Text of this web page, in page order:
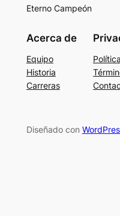
Eterno Campeón
Acerca de
Equipo
Historia
Carreras
Diseñado con